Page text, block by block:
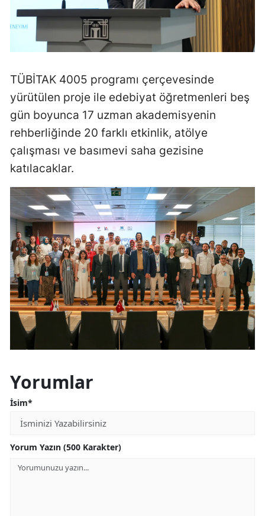
Kırklareli
Kırşehir
Konya
Kütahya
Malatya
Manisa
Mardin
Muğla
Muş
Nevşehir
Niğde
Rize
TÜBİTAK 4005 programı çerçevesinde
yürütülen proje ile edebiyat öğretmenleri beş
gün boyunca 17 uzman akademisyenin
rehberliğinde 20 farklı etkinlik, atölye
çalışması ve basımevi saha gezisine
katılacaklar.
Yorumlar
İsim*
Yorum Yazın (500 Karakter)